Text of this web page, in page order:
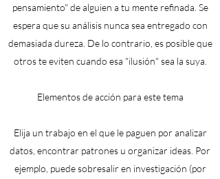
pensamiento" de alguien a tu mente refinada. Se
espera que su análisis nunca sea entregado con
demasiada dureza. De lo contrario, es posible que
otros te eviten cuando esa "ilusión" sea la suya.
Elementos de acción para este tema
Elija un trabajo en el que le paguen por analizar
datos, encontrar patrones u organizar ideas. Por
ejemplo, puede sobresalir en investigación (por